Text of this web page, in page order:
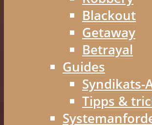
Blackout
Getaway
Betrayal
Guides
Syndikats-
Tipps &